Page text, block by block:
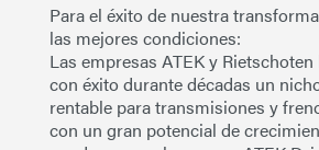
Para el éxito de nuestra
las mejores condiciones:
Las empresas ATEK y
con éxito durante décadas un
rentable para transmisiones y
con un gran potencial de